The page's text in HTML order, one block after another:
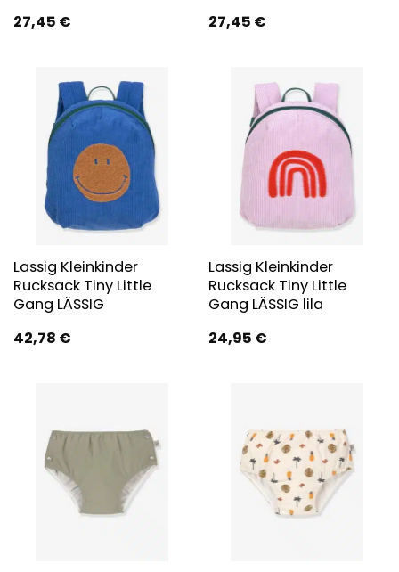
27,45 €
27,45 €
Lassig Kleinkinder
Rucksack Tiny Little
Gang LÄSSIG
42,78 €
Lassig Kleinkinder
Rucksack Tiny Little
Gang LÄSSIG lila
24,95 €